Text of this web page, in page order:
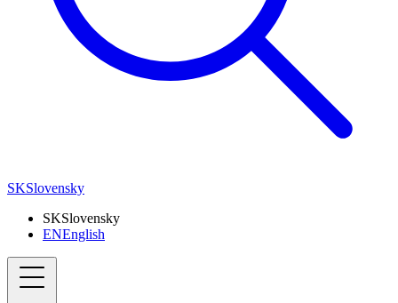
SKSlovensky
SKSlovensky
ENEnglish